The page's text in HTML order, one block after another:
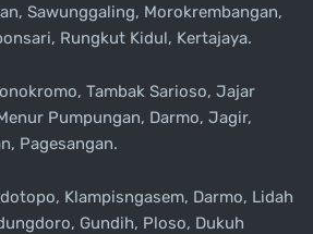
Sawunggaling, Morokrembangan,
Rungkut Kidul, Kertajaya.
Tambak Sarioso, Jajar
Pumpungan, Darmo, Jagir,
Pagesangan.
Klampisngasem, Darmo, Lidah
Gundih, Ploso, Dukuh